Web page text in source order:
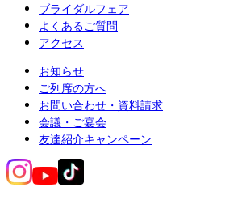
ブライダルフェア
よくあるご質問
アクセス
お知らせ
ご列席の方へ
お問い合わせ・資料請求
会議・ご宴会
友達紹介キャンペーン